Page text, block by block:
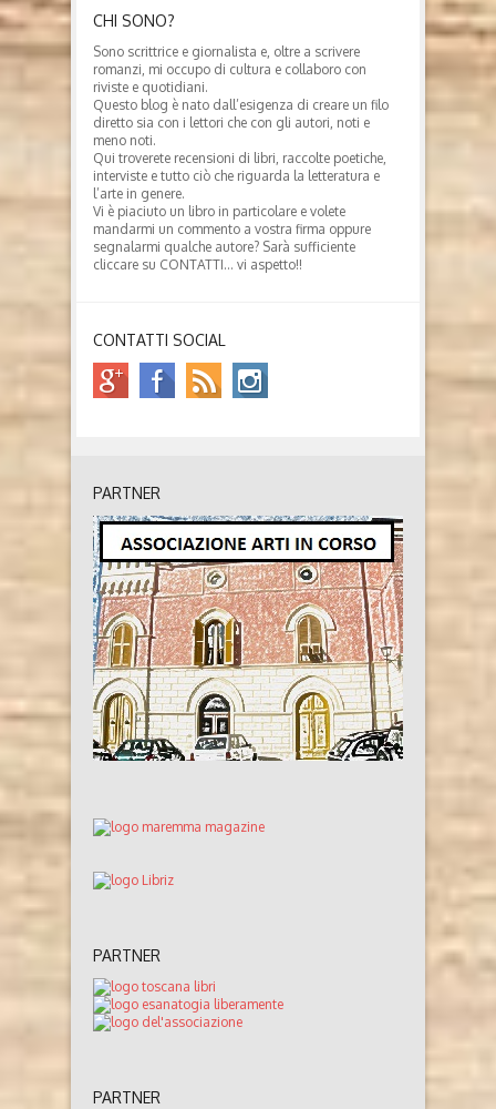
CHI SONO?
Sono scrittrice e giornalista e, oltre a scrivere
romanzi, mi occupo di cultura e collaboro con
riviste e quotidiani.
Questo blog è nato dall’esigenza di creare un filo
diretto sia con i lettori che con gli autori, noti e
meno noti.
Qui troverete recensioni di libri, raccolte poetiche,
interviste e tutto ciò che riguarda la letteratura e
l’arte in genere.
Vi è piaciuto un libro in particolare e volete
mandarmi un commento a vostra firma oppure
segnalarmi qualche autore? Sarà sufficiente
cliccare su CONTATTI… vi aspetto!!
CONTATTI SOCIAL
PARTNER
PARTNER
PARTNER